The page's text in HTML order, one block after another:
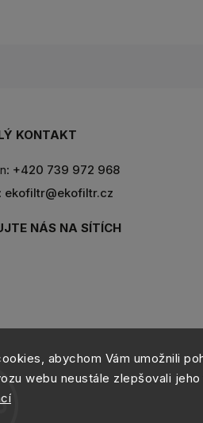
abychom Vám umožnili
webu neustále zlepšovali
KONTAKT
+420 739 972 968
ekofiltr@ekofiltr.cz
NÁS NA SÍTÍCH